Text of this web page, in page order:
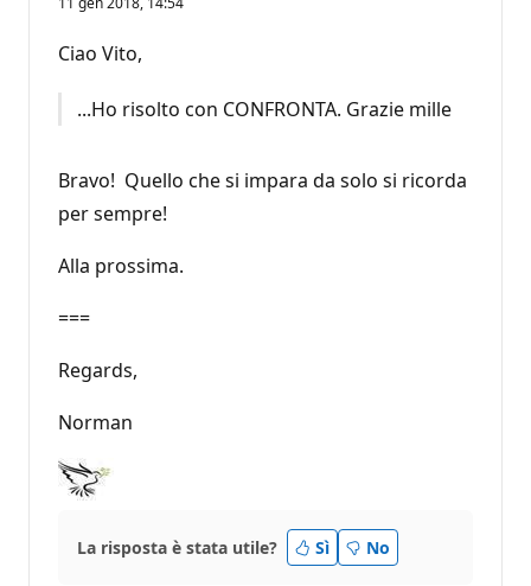
Ciao Vito,
...Ho risolto con CONFRONTA. Grazie mille
Bravo! Quello che si impara da solo si ricorda
per sempre!
Alla prossima.
===
Regards,
Norman
La risposta è stata utile? Sì No